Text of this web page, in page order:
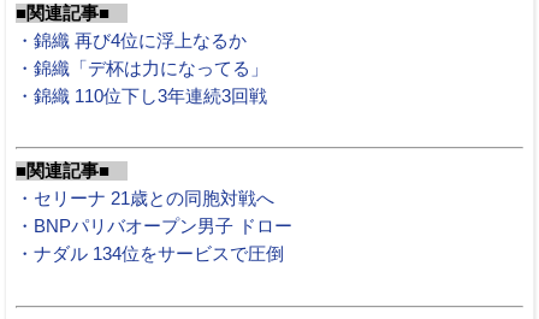
■関連記事■
・錦織 再び4位に浮上なるか
・錦織「デ杯は力になってる」
・錦織 110位下し3年連続3回戦
■関連記事■
・セリーナ 21歳との同胞対戦へ
・BNPパリバオープン男子 ドロー
・ナダル 134位をサービスで圧倒